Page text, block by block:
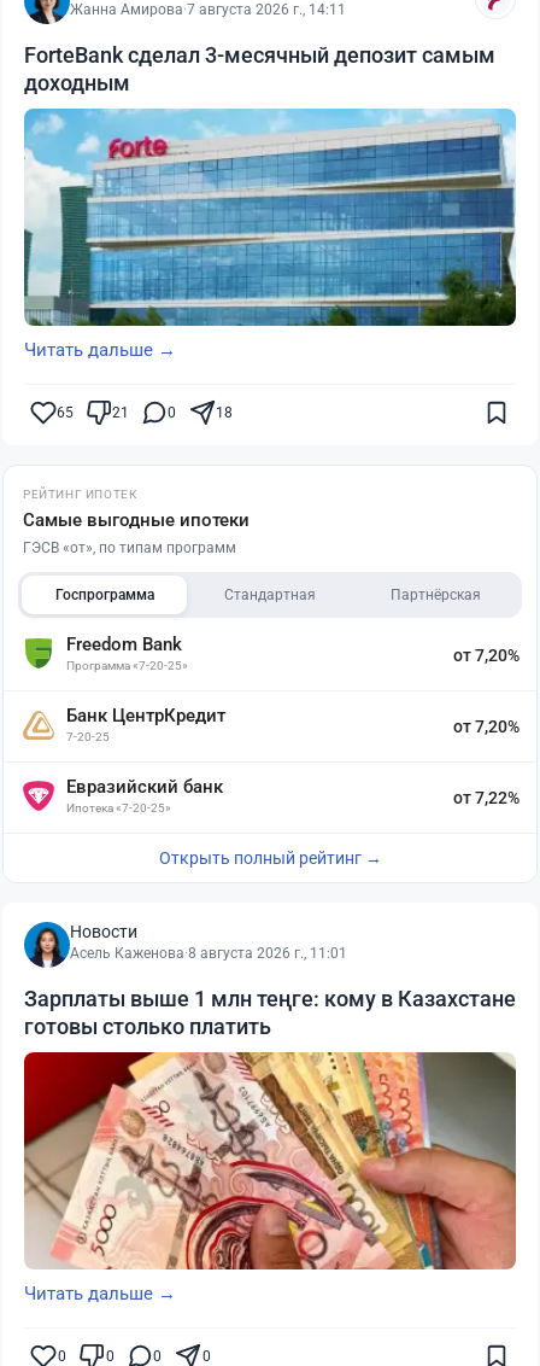
Жанна Амирова·7 августа 2026 г., 14:11
ForteBank сделал 3-месячный депозит самым
доходным
Читать дальше →
65 21 0 18
РЕЙТИНГ ИПОТЕК
Самые выгодные ипотеки
ГЭСВ «от», по типам программ
Госпрограмма Стандартная Партнёрская
Freedom Bank
Программа «7-20-25»
от 7,20%
Банк ЦентрКредит
7-20-25
от 7,20%
Евразийский банк
Ипотека «7-20-25»
от 7,22%
Открыть полный рейтинг →
Новости
Асель Каженова·8 августа 2026 г., 11:01
Зарплаты выше 1 млн теңге: кому в Казахстане
готовы столько платить
Читать дальше →
0 0 0 0